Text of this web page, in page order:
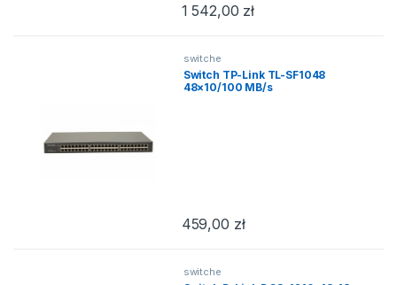
1 542,00 zł
switche
Switch TP-Link TL-SF1048
48×10/100 MB/s
459,00 zł
switche